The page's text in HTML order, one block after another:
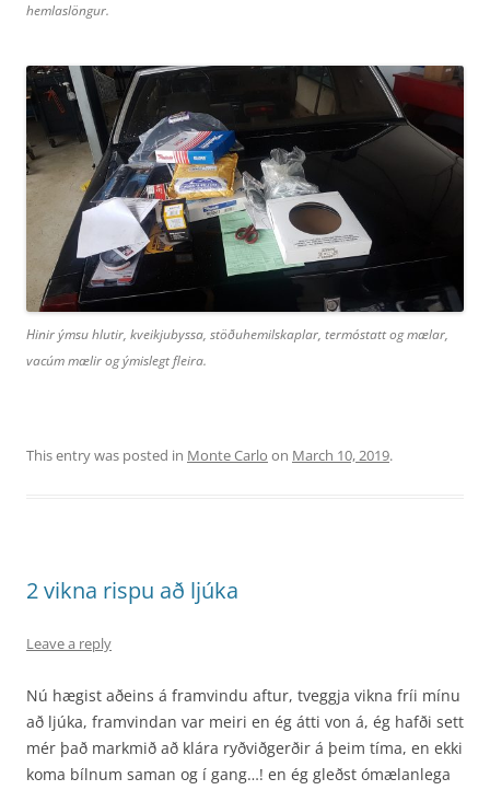
hemlaslöngur.
Hinir ýmsu hlutir, kveikjubyssa, stöðuhemilskaplar, termóstatt og mælar,
vacúm mælir og ýmislegt fleira.
This entry was posted in Monte Carlo on March 10, 2019.
2 vikna rispu að ljúka
Leave a reply
Nú hægist aðeins á framvindu aftur, tveggja vikna fríi mínu
að ljúka, framvindan var meiri en ég átti von á, ég hafði sett
mér það markmið að klára ryðviðgerðir á þeim tíma, en ekki
koma bílnum saman og í gang…! en ég gleðst ómælanlega